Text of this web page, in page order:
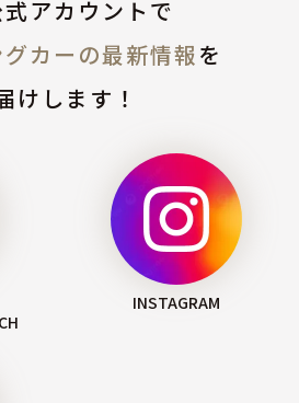
式アカウントで
カーの最新情報を
けします！
INSTAGRAM